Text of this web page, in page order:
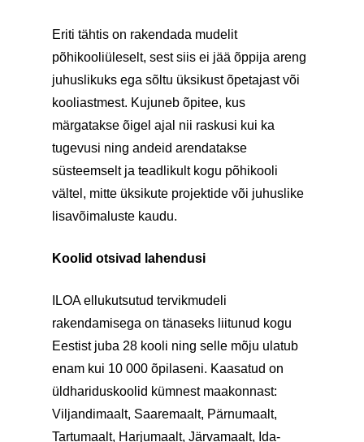
Eriti tähtis on rakendada mudelit
põhikooliüleselt, sest siis ei jää õppija areng
juhuslikuks ega sõltu üksikust õpetajast või
kooliastmest. Kujuneb õpitee, kus
märgatakse õigel ajal nii raskusi kui ka
tugevusi ning andeid arendatakse
süsteemselt ja teadlikult kogu põhikooli
vältel, mitte üksikute projektide või juhuslike
lisavõimaluste kaudu.
Koolid otsivad lahendusi
ILOA ellukutsutud tervikmudeli
rakendamisega on tänaseks liitunud kogu
Eestist juba 28 kooli ning selle mõju ulatub
enam kui 10 000 õpilaseni. Kaasatud on
üldhariduskoolid kümnest maakonnast:
Viljandimaalt, Saaremaalt, Pärnumaalt,
Tartumaalt, Harjumaalt, Järvamaalt, Ida-